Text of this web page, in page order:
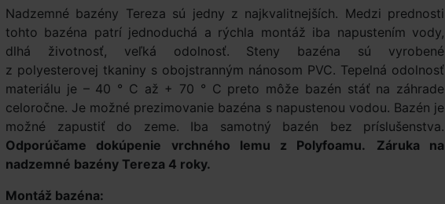
Nadzemné bazény Tereza sú jedny z najkvalitnejších. Medzi prednosti
tohto bazéna patrí jednoduchá a rýchla montáž iba napustením vody,
dlhá životnosť, veľká odolnosť. Steny bazéna sú vyrobené
z polyesterovej tkaniny s obojstranným nánosom PVC. Tepelná odolnosť
materiálu je – 40 ° C až + 70 ° C preto môže bazén stáť na záhrade
celoročne. Je možné prezimovanie bazéna s napustenou vodou. Bazén je
možné zapustiť do zeme. Iba samotný bazén bez príslušenstva.
Odporúčame dokúpenie vrchného lemu z Polyfoamu.
Záruka na
nadzemné bazény Tereza 4 roky.
Montáž bazéna: